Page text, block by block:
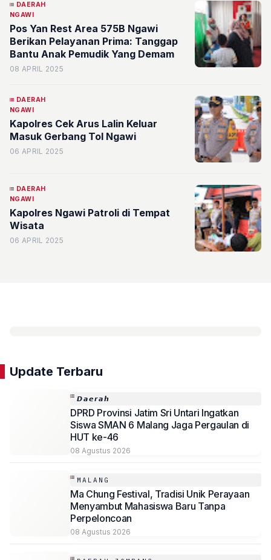
DAERAH
NGAWI
Pos Yan Rest Area 575B Ngawi
Berikan Pelayanan Prima: Tanggap
Bantu Anak Pemudik Yang Demam
08 APRIL 2025
DAERAH
NGAWI
Kapolres Cek Arus Lalin Keluar
Masuk Gerbang Tol Ngawi
06 APRIL 2025
DAERAH
NGAWI
Kapolres Ngawi Patroli di Tempat
Wisata
06 APRIL 2025
Update Terbaru
𝘿𝙖𝙚𝙧𝙖𝙝
DPRD Provinsi Jatim Sri Untari Ingatkan
Siswa SMAN 6 Malang Jaga Pergaulan di
HUT ke-46
08 Agustus 2026
MALANG
Ma Chung Festival, Tradisi Unik Perayaan
Menyambut Mahasiswa Baru Tanpa
Perpeloncoan
08 Agustus 2026